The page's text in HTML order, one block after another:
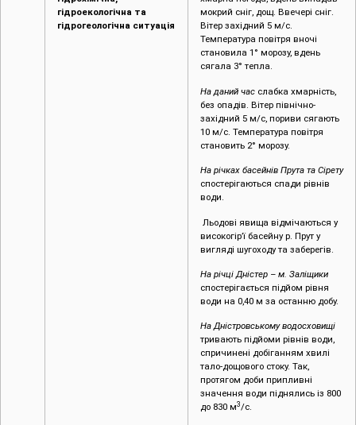
гідроекологічна та
гідрогеологічна ситуація
мокрий сніг, дощ. Ввечері сніг.
Вітер західний 5 м/с.
Температура повітря вночі
становила 1° морозу, вдень
сягала 3° тепла.
На даний час слабка хмарність,
без опадів. Вітер північно-
західний 5 м/с, пориви сягають
10 м/с. Температура повітря
становить 2° морозу.
На річках басейнів Прута та Сірету
спостерігаються спади рівнів
води.
Льодові явища відмічаються у
високогір’ї басейну р. Прут у
вигляді шугоходу та заберегів.
На річці Дністер – м. Заліщики
спостерігається підйом рівня
води на 0,40 м за останню добу.
На Дністровському водосховищі
тривають підйоми рівнів води,
спричинені добіганням хвилі
тало-дощового стоку. Так,
протягом доби припливні
значення води піднялись із 800
до 830 м3/с.